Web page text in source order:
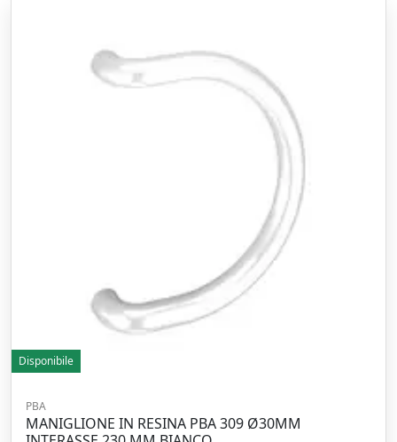
Disponibile
PBA
MANIGLIONE IN RESINA PBA 309 Ø30MM